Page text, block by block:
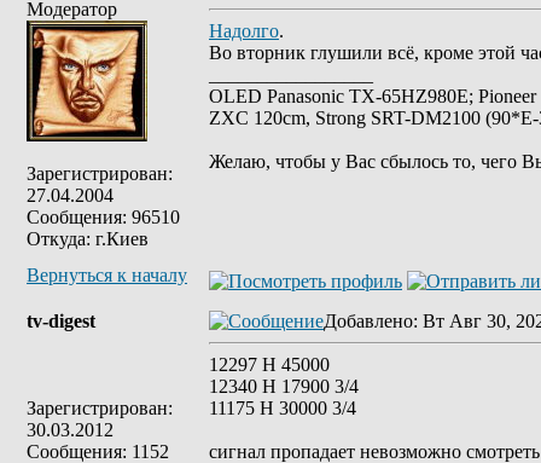
Модератор
Зарегистрирован:
27.04.2004
Сообщения: 96510
Откуда: г.Киев
Надолго.
Во вторник глушили всё, кроме этой
OLED Panasonic TX-65HZ980E;
ZXC 120cm, Strong SRT-DM2100
Желаю, чтобы у Вас сбылось то, чего
Вернуться к началу
tv-digest
Зарегистрирован:
30.03.2012
Сообщения: 1152
Добавлено: Вт Авг 30,
12297 H 45000
12340 H 17900 3/4
11175 H 30000 3/4
сигнал пропадает невозможно